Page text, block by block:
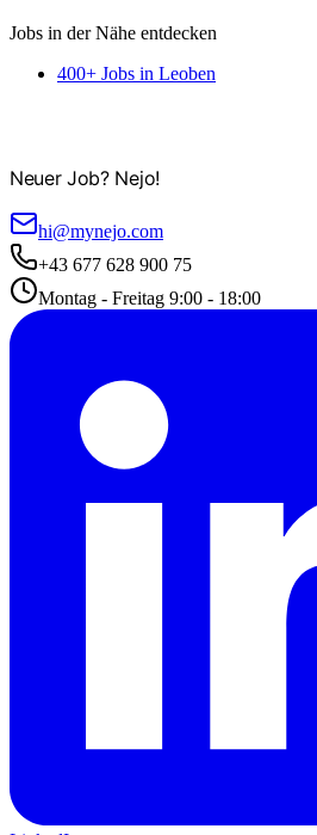
Jobs in der Nähe entdecken
400+ Jobs in Leoben
Neuer Job? Nejo!
hi@mynejo.com
+43 677 628 900 75
Montag - Freitag 9:00 - 18:00